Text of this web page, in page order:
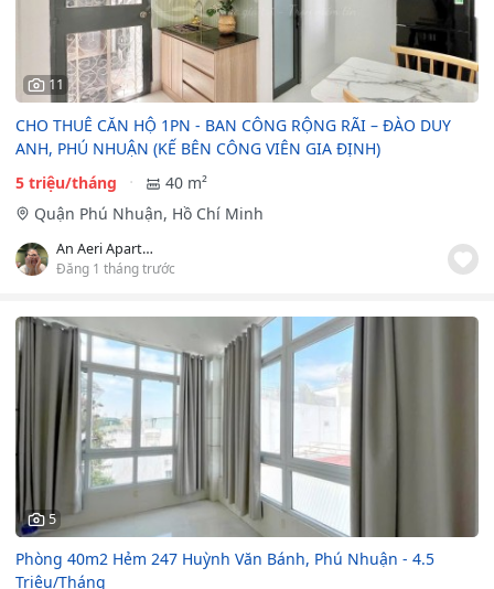
11
CHO THUÊ CĂN HỘ 1PN - BAN CÔNG RỘNG RÃI – ĐÀO DUY
ANH, PHÚ NHUẬN (KẾ BÊN CÔNG VIÊN GIA ĐỊNH)
5 triệu/tháng
40 m²
Quận Phú Nhuận, Hồ Chí Minh
An Aeri Apartment
Đăng 1 tháng trước
5
Phòng 40m2 Hẻm 247 Huỳnh Văn Bánh, Phú Nhuận - 4.5
Triệu/Tháng